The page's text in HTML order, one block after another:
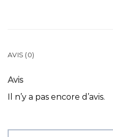
AVIS (0)
Avis
Il n’y a pas encore d’avis.